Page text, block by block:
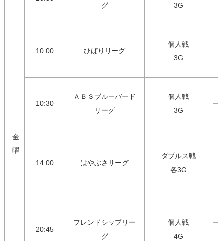
グ
3G
金
曜
10:00 ひばりリーグ
個人戦
3G
10:30
ＡＢＳブルーバード
リーグ
個人戦
3G
14:00 はやぶさリーグ
ダブルス戦
各3G
20:45
フレンドシップリー
グ
個人戦
4G